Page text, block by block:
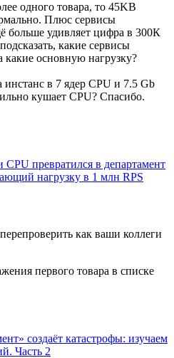
одного товара, то 45KB
Плюс сервисы
больше удивляет цифра в 300К
какие сервисы
основную нагрузку?
инстанс в 7 ядер CPU и 7.5 Gb
кушает CPU? Спасибо.
превратился в департамент
нагрузку в 1 млн RPS
как ваши коллеги
первого товара в списке
создаёт катастрофы: изучаем
Часть 2